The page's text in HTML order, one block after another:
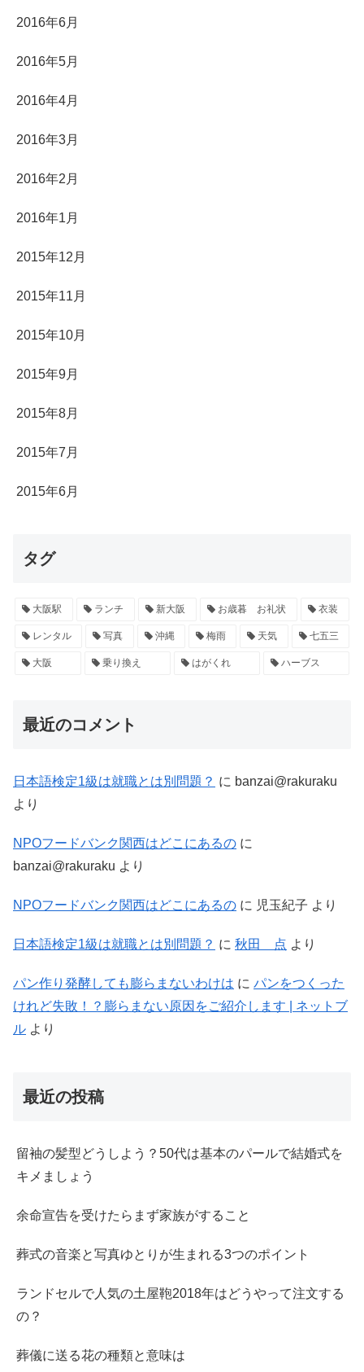
2016年6月
2016年5月
2016年4月
2016年3月
2016年2月
2016年1月
2015年12月
2015年11月
2015年10月
2015年9月
2015年8月
2015年7月
2015年6月
タグ
大阪駅 ランチ 新大阪 お歳暮 お礼状 衣装
レンタル 写真 沖縄 梅雨 天気 七五三
大阪 乗り換え はがくれ ハーブス
最近のコメント
日本語検定1級は就職とは別問題？ に banzai@rakuraku
より
NPOフードバンク関西はどこにあるの に
banzai@rakuraku より
NPOフードバンク関西はどこにあるの に 児玉紀子 より
日本語検定1級は就職とは別問題？ に 秋田 点 より
パン作り発酵しても膨らまないわけは に パンをつくった
けれど失敗！？膨らまない原因をご紹介します | ネットブ
ル より
最近の投稿
留袖の髪型どうしよう？50代は基本のパールで結婚式を
キメましょう
余命宣告を受けたらまず家族がすること
葬式の音楽と写真ゆとりが生まれる3つのポイント
ランドセルで人気の土屋鞄2018年はどうやって注文する
の？
葬儀に送る花の種類と意味は